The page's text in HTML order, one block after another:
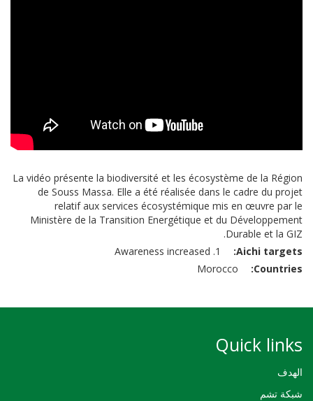
La vidéo présente la biodiversité et les écosystème de la Région
de Souss Massa. Elle a été réalisée dans le cadre du projet
relatif aux services écosystémique mis en œuvre par le
Ministère de la Transition Energétique et du Développement
Durable et la GIZ.
Aichi targets
1. Awareness increased
Countries
Morocco
Quick links
الهدف
شبكة تشم